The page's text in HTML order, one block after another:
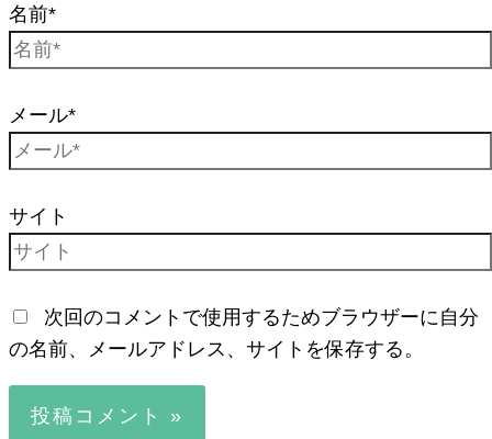
名前*
メール*
サイト
次回のコメントで使用するためブラウザーに自分
の名前、メールアドレス、サイトを保存する。